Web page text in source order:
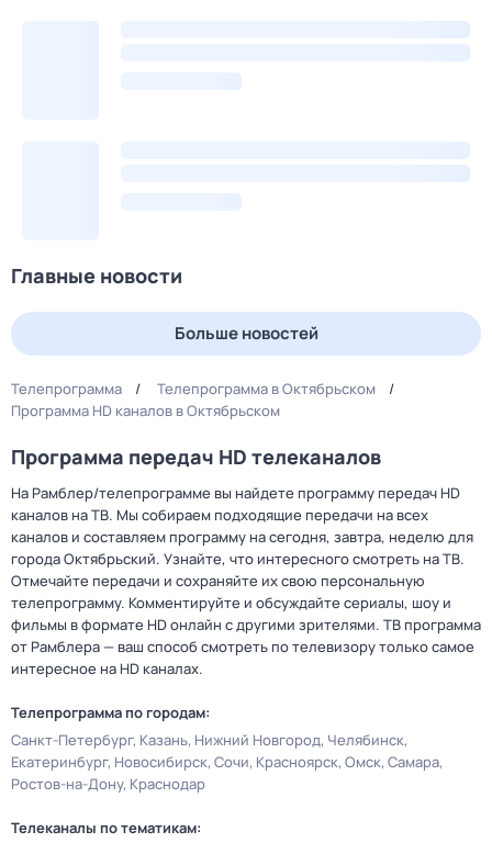
Главные новости
Больше новостей
Телепрограмма
Телепрограмма в Октябрьском
Программа HD каналов в Октябрьском
Программа передач HD телеканалов
На Рамблер/телепрограмме вы найдете программу передач HD
каналов на ТВ. Мы собираем подходящие передачи на всех
каналов и составляем программу на сегодня, завтра, неделю для
города Октябрьский. Узнайте, что интересного смотреть на ТВ.
Отмечайте передачи и сохраняйте их свою персональную
телепрограмму. Комментируйте и обсуждайте сериалы, шоу и
фильмы в формате HD онлайн с другими зрителями. ТВ программа
от Рамблера — ваш способ смотреть по телевизору только самое
интересное на HD каналах.
Телепрограмма по городам:
Санкт-Петербург Казань Нижний Новгород Челябинск
Екатеринбург Новосибирск Сочи Красноярск Омск Самара
Ростов-на-Дону Краснодар
Телеканалы по тематикам: